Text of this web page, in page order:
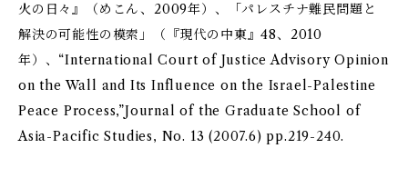
火の日々』（めこん、2009年）、「パレスチナ難民問題と
解決の可能性の模索」（『現代の中東』48、2010
年）、“International Court of Justice Advisory Opinion
on the Wall and Its Influence on the Israel-Palestine
Peace Process,”Journal of the Graduate School of
Asia-Pacific Studies, No. 13 (2007.6) pp.219-240.